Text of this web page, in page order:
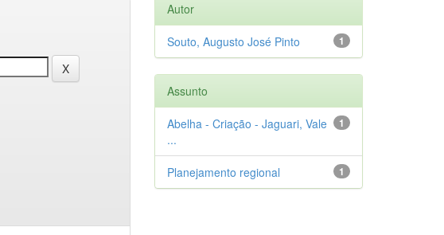
Autor
1
Souto, Augusto José Pinto
Assunto
1
Abelha - Criação - Jaguari, Vale
...
1
Planejamento regional